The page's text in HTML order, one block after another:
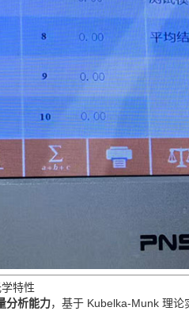
特性
分析能力，基于 Kubelka‑Munk 理论